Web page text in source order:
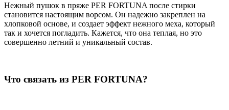
Нежный пушок в пряже PER FORTUNA после стирки
становится настоящим ворсом. Он надежно закреплен на
хлопковой основе, и создает эффект нежного меха, который
так и хочется погладить. Кажется, что она теплая, но это
совершенно летний и уникальный состав.
Что связать из PER FORTUNA?